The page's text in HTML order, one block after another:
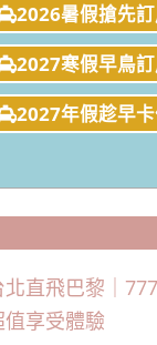
2026暑假搶先
2027寒假早鳥
2027年假趁早
直飛巴黎｜
享受體驗